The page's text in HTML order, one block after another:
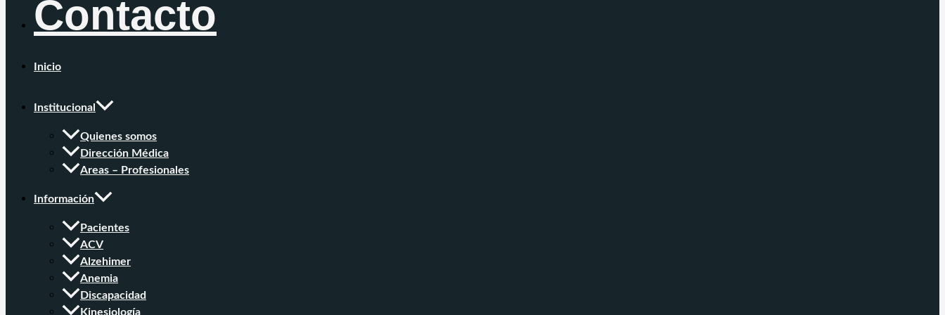
Contacto
Inicio
Institucional
Quienes somos
Dirección Médica
Areas – Profesionales
Información
Pacientes
ACV
Alzehimer
Anemia
Discapacidad
Kinesiología